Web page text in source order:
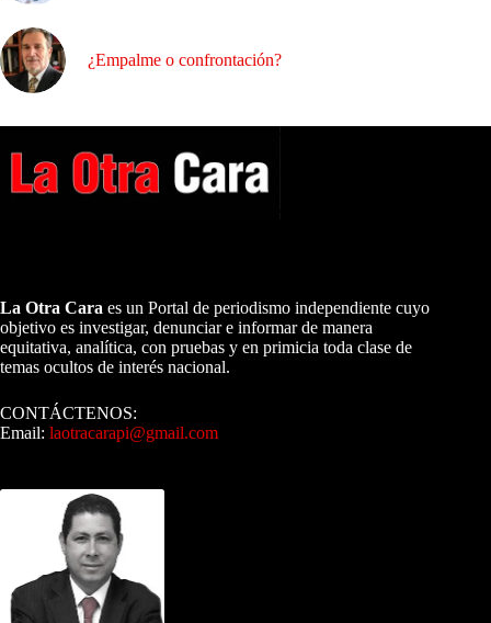
¿Empalme o confrontación?
La Otra Cara es un Portal de periodismo independiente cuyo
objetivo es investigar, denunciar e informar de manera
equitativa, analítica, con pruebas y en primicia toda clase de
temas ocultos de interés nacional.
CONTÁCTENOS:
Email: laotracarapi@gmail.com